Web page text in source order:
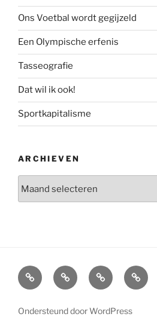
Ons Voetbal wordt gegijzeld
Een Olympische erfenis
Tasseografie
Dat wil ik ook!
Sportkapitalisme
ARCHIEVEN
Home InterviewBoeken Over
Marcel
Ondersteund door WordPress